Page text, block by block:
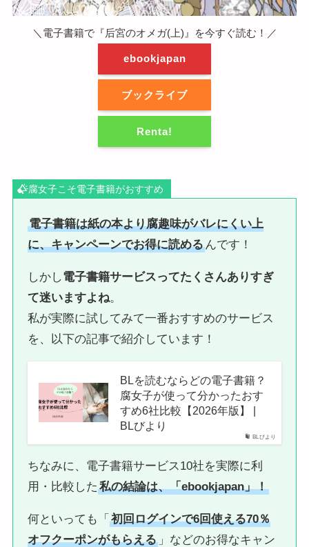
＼電子書籍で『后宮のオメガ(上)』を今すぐ読む！／
ebookjapan
ブックライブ
Renta!
腐女子こそ電子書籍がおすすめ
電子書籍は紙の本より腐趣味がバレにくい上
に、キャンペーンでお得に読める んです！
しかし電子書籍サービスってたくさんありすぎ
て迷いますよね。
私が実際に試してみて一番おすすめのサービス
を、以下の記事で紹介しています！
BLびより
BLを読むならどの電子書籍？
腐女子が使って分かったおす
すめ6社比較【2026年版】 |
BLびより
ちなみに、電子書籍サービス10社を実際に利
用・比較した私の結論は、「ebookjapan」！
何といっても「初回ログインで6回使える70％
オフクーポンがもらえる 」などのお得なキャン